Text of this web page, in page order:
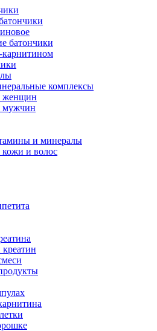
батончики
карнитином
комплексы
женщин
мужчин
и минералы
и волос